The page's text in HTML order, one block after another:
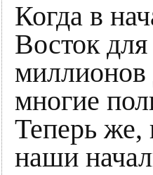
Когда в
Восток
миллионов
многие
Теперь же,
наши